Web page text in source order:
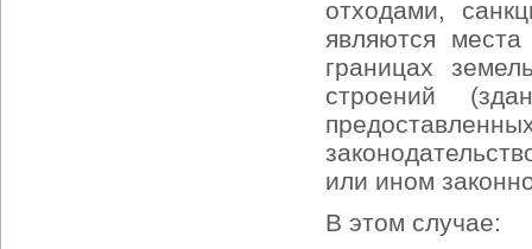
отходами,
являются
границах
строений
или ином
В этом случае: